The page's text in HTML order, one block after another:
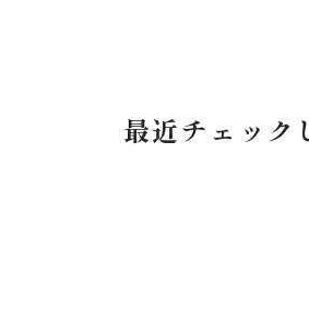
最近チェック